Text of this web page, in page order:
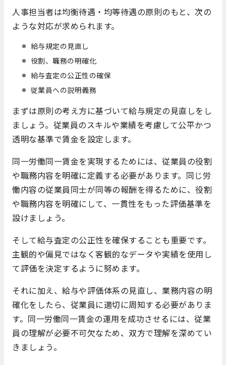
人事担当者は均衡待遇・均等待遇の原則のもと、次の
ような対応が求められます。
給与規定の見直し
役割、職務の明確化
給与査定の公正性の確保
従業員への説明義務
まずは原則の考え方に基づいて給与規定の見直しをし
ましょう。従業員のスキルや業績を考慮して公平かつ
透明な基準で賃金を設定します。
同一労働同一賃金を実現するためには、従業員の役割
や職務内容を明確に定義する必要があります。同じ労
働内容の従業員同士が同等の報酬を得るために、役割
や職務内容を明確にして、一貫性をもった評価基準を
設けましょう。
そして給与査定の公正性を確保することも重要です。
主観的や偏見ではなく客観的なデータや実績を使用し
て評価を決定するように努めます。
それに加え、給与や評価体系の見直し、業務内容の明
確化をしたら、従業員に適切に周知する必要がありま
す。同一労働同一賃金の運用を成功させるには、従業
員の理解が必要不可欠なため、双方で理解を深めてい
きましょう。